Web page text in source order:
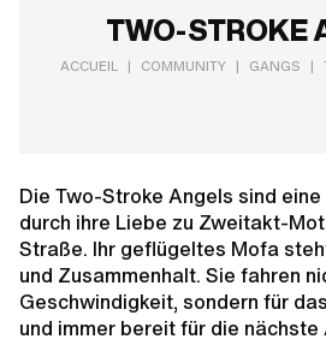
TWO-STROKE
ACCUEIL | COMMUNITY | GANGS |
Die Two-Stroke Angels sind
durch ihre Liebe zu Zweitakt-
Straße. Ihr geflügeltes Mofa
und Zusammenhalt. Sie fahren
Geschwindigkeit, sondern für
und immer bereit für die nächste